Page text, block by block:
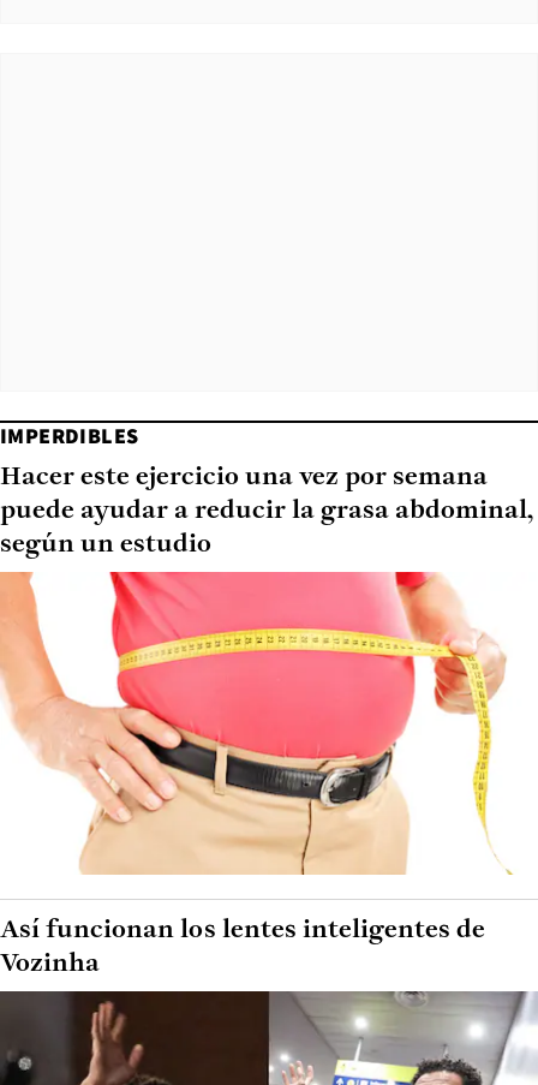
IMPERDIBLES
Hacer este ejercicio una vez por semana
puede ayudar a reducir la grasa abdominal,
según un estudio
Así funcionan los lentes inteligentes de
Vozinha